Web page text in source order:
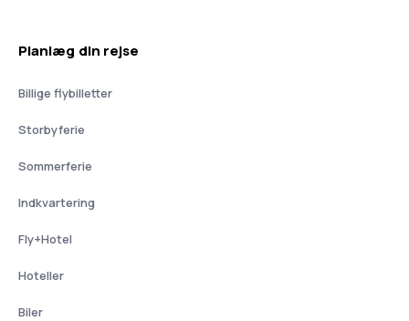
Planlæg din rejse
Billige flybilletter
Storbyferie
Sommerferie
Indkvartering
Fly+Hotel
Hoteller
Biler